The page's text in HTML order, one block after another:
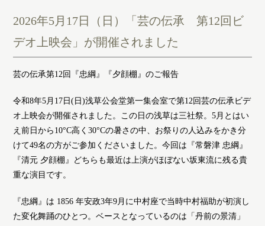
2026年5月17日（日）「芸の伝承 第12回ビ
デオ上映会」が開催されました
芸の伝承第12回『忠綱』『夕顔棚』のご報告
令和8年5月17日(日)浅草公会堂第一集会室で第12回芸の伝承ビデ
オ上映会が開催されました。この日の浅草は三社祭。5月とはい
え前日から10°C高く30°Cの暑さの中、お祭りの人込みをかき分
けて49名の方がご参加くださいました。今回は『常磐津 忠綱』
『清元 夕顔棚』どちらも最近は上演がほぼない坂東流に残る貴
重な演目です。
『忠綱』は 1856 年安政3年9月に中村座で当時中村福助が初演し
た変化舞踊のひとつ。ベースとなっているのは「丹前の景清」